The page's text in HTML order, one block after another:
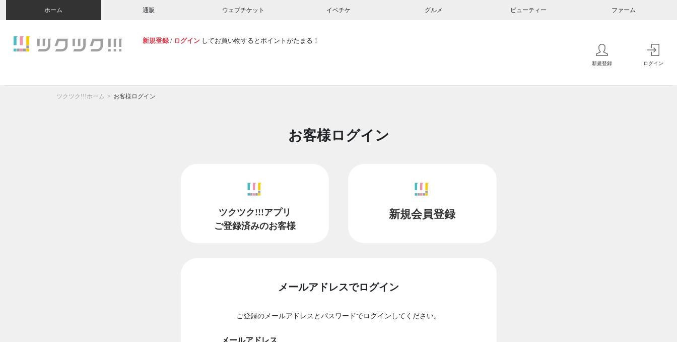
ホーム 通販 ウェブチケット イベチケ グルメ ビューティー ファーム
新規登録 / ログイン してお買い物するとポイントがたまる！
新規登録 ログイン
ツクツク!!!ホーム お客様ログイン
お客様ログイン
ツクツク!!!アプリ
ご登録済みのお客様
新規会員登録
メールアドレスでログイン
ご登録のメールアドレスとパスワードでログインしてください。
メールアドレス